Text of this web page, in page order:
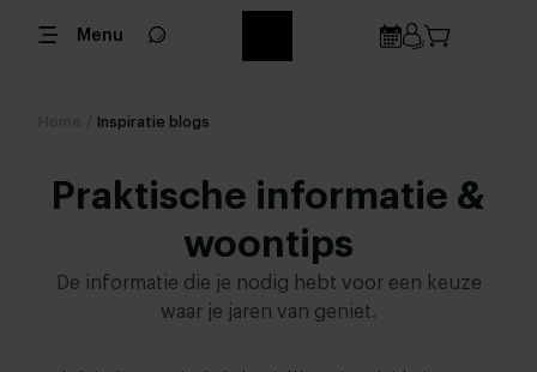
Menu
Inspiratie blogs
Praktische informatie &
woontips
De informatie die je nodig hebt voor een keuze
waar je jaren van geniet.